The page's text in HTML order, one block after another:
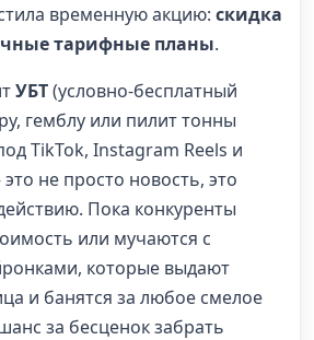
временную акцию: скидка
тарифные планы.
УБТ(условно-бесплатный
гемблу или пилит тонны
TikTok, Instagram Reels и
не просто новость, это
Пока конкуренты
или мучаются с
которые выдают
и банятся за любое смелое
за бесценок забрать